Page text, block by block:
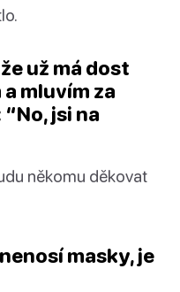
už má dost
mluvím za
jsi na
někomu děkovat
masky, je